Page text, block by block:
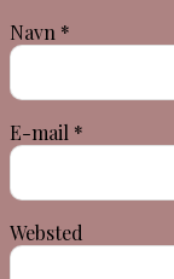
Navn *
E-mail *
Websted